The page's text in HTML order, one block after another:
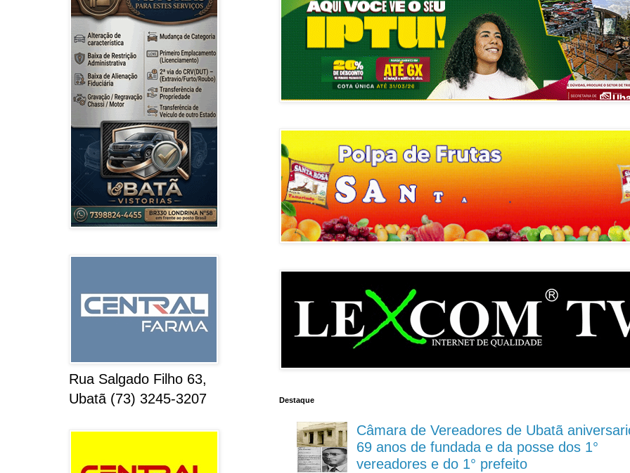
Destaque
Câmara de Vereadores de Ubatã
69 anos de fundada e da posse dos 1°
vereadores e do 1° prefeito
Rua Salgado Filho 63,
Ubatã (73) 3245-3207